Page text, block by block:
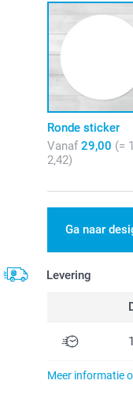
Ronde sticker
Vanaf 29,00 (=
2,42)
Ga naar
Levering
Meer informatie